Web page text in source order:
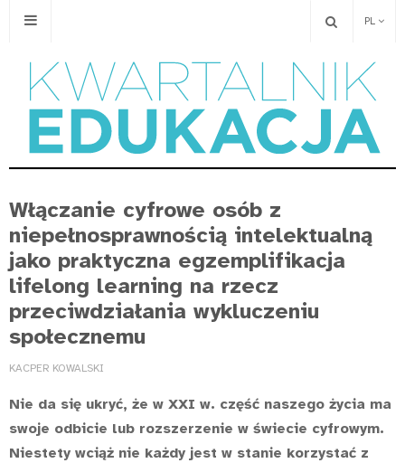
PL
Włączanie cyfrowe osób z
niepełnosprawnością intelektualną
jako praktyczna egzemplifikacja
lifelong learning na rzecz
przeciwdziałania wykluczeniu
społecznemu
KACPER KOWALSKI
Nie da się ukryć, że w XXI w. część naszego życia ma
swoje odbicie lub rozszerzenie w świecie cyfrowym.
Niestety wciąż nie każdy jest w stanie korzystać z